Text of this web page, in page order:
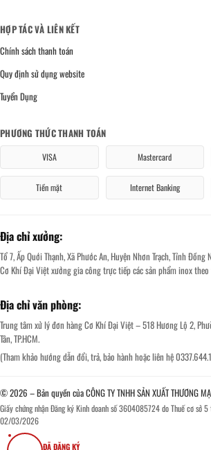
HỢP TÁC VÀ LIÊN KẾT
Chính sách thanh toán
Quy định sử dụng website
Tuyển Dụng
PHƯƠNG THỨC THANH TOÁN
VISA Mastercard
Tiền mặt Internet Banking
Địa chỉ xưởng:
Tổ 7, Ấp Quới Thạnh, Xã Phước An, Huyện Nhơn Trạch, Tỉnh Đồng
Cơ Khí Đại Việt xưởng gia công trực tiếp các sản phẩm inox
Địa chỉ văn phòng:
Trung tâm xử lý đơn hàng Cơ Khí Đại Việt – 518 Hương Lộ 2,
Tân, TP.HCM.
(Tham khảo hướng dẫn đổi, trả, bảo hành hoặc liên hệ
© 2026 – Bản quyền của CÔNG TY TNHH SẢN XUẤT THƯƠNG
Giấy chứng nhận Đăng ký Kinh doanh số 3604085724 do Thuế cơ sở
02/03/2026
ĐÃ ĐĂNG KÝ